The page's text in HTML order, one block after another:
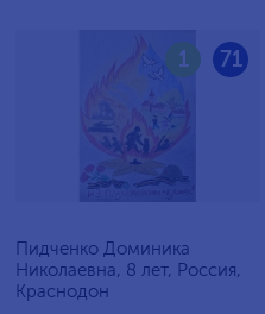
71
1
Пидченко Доминика
Николаевна, 8 лет, Россия,
Краснодон